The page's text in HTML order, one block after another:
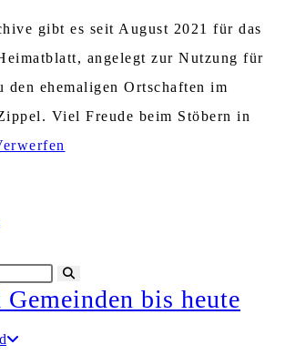
gibt es seit August 2021 für das
angelegt zur Nutzung für
den ehemaligen Ortschaften im
Viel Freude beim Stöbern in
starten
Gemeinden bis heute